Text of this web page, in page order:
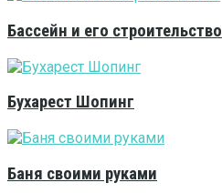
Бассейн и его строительство
Бухарест Шопинг
Баня своими руками